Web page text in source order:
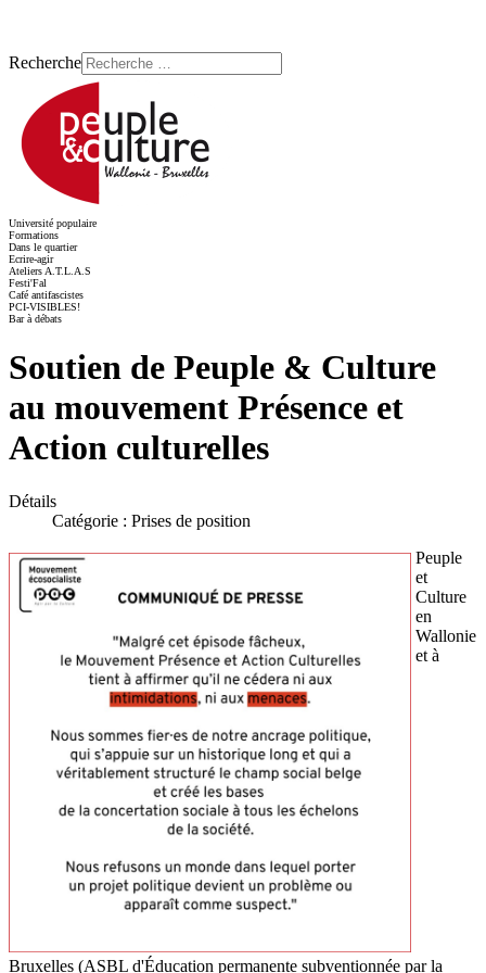
Recherche
Université populaire
Formations
Dans le quartier
Ecrire-agir
Ateliers A.T.L.A.S
Festi'Fal
Café antifascistes
PCI-VISIBLES!
Bar à débats
Soutien de Peuple & Culture
au mouvement Présence et
Action culturelles
Détails
Catégorie : Prises de position
Peuple
et
Culture
en
Wallonie
et à
Bruxelles (ASBL d'Éducation permanente subventionnée par la